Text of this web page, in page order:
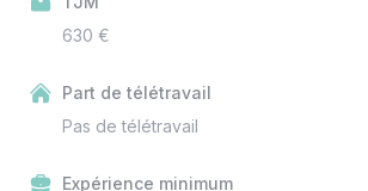
630 €
Part de télétravail
Pas de télétravail
Expérience minimum